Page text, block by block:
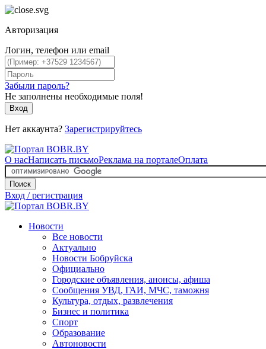
Авторизация
Логин, телефон или email
Забыли пароль?
Не заполнены необходимые поля!
Вход
Нет аккаунта? Зарегистрируйтесь
О насНаписать письмоРеклама на порталеОплата
Поиск
Вход / регистрация
Новости
Все новости
Актуально
Новости Бобруйска
Официально
Городские объявления, анонсы, афиша
Сообщения УВД, ГАИ, МЧС, таможня
Культура, отдых, развлечения
Бизнес и политика
Спорт
Образование
Автоновости